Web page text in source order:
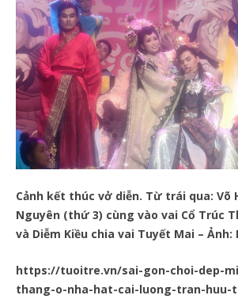
Cảnh kết thúc vở diễn. Từ trái qua: Võ
Nguyên (thứ 3) cùng vào vai Cổ Trúc
và Diễm Kiều chia vai Tuyết Mai – Ảnh:
https://tuoitre.vn/sai-gon-choi-dep-
thang-o-nha-hat-cai-luong-tran-huu-